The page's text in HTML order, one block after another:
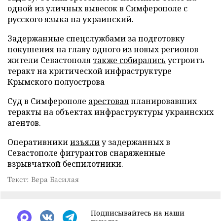
одной из уличных вывесок в Симферополе с
русского языка на украинский.
Задержанные спецслужбами за подготовку
покушения на главу одного из новых регионов
жители Севастополя также собирались устроить
теракт на критической инфраструктуре
Крымского полуострова
Суд в Симферополе арестовалпланировавших
теракты на объектах инфраструктуры украинских
агентов.
Оперативникиизъялиу задержанных в
Севастополе фигурантов снаряженные
взрывчаткой беспилотники.
Текст: Вера Басилая
Подписывайтесь на наши